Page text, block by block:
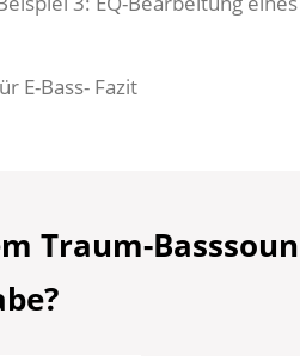
E-Bass- Fazit
Traum-